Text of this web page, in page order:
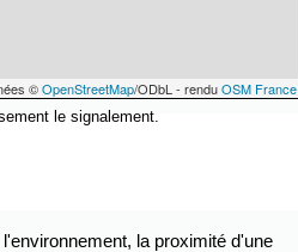
©OpenStreetMap/ODbL - renduOSM France
le signalement.
la proximité d'une